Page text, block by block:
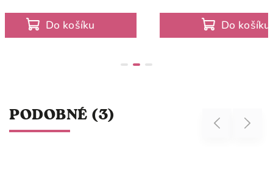
Do košíku
vodítko a jedná se tudíž o základní
výbavu
Do
vodítko a jedná
PODOBNÉ (3) Previous Next